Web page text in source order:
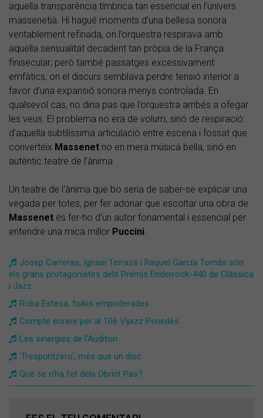
aquella transparència tímbrica tan essencial en l’univers
massenetià. Hi hagué moments d’una bellesa sonora
veritablement refinada, on l’orquestra respirava amb
aquella sensualitat decadent tan pròpia de la França
finisecular; però també passatges excessivament
emfàtics, on el discurs semblava perdre tensió interior a
favor d’una expansió sonora menys controlada. En
qualsevol cas, no diria pas que l’orquestra arribés a ofegar
les veus. El problema no era de volum, sinó de respiració:
d’aquella subtilíssima articulació entre escena i fossat que
converteix Massenet no en mera música bella, sinó en
autèntic teatre de l’ànima.
Un teatre de l'ànima que bo seria de saber-se explicar una
vegada per totes, per fer adonar que escoltar una obra de
Massenet és fer-ho d'un autor fonamental i essencial per
entendre una mica millor Puccini.
Josep Carreras, Ignasi Terraza i Raquel García Tomás són
els grans protagonistes dels Premis Enderrock-440 de Clàssica
i Jazz
Roba Estesa, folkis empoderades
Compte enrere per al 10è Vijazz Penedès
Les sinergies de l'Auditori
'Trespuntzero', més que un disc
Què se n'ha fet dels Obrint Pas?